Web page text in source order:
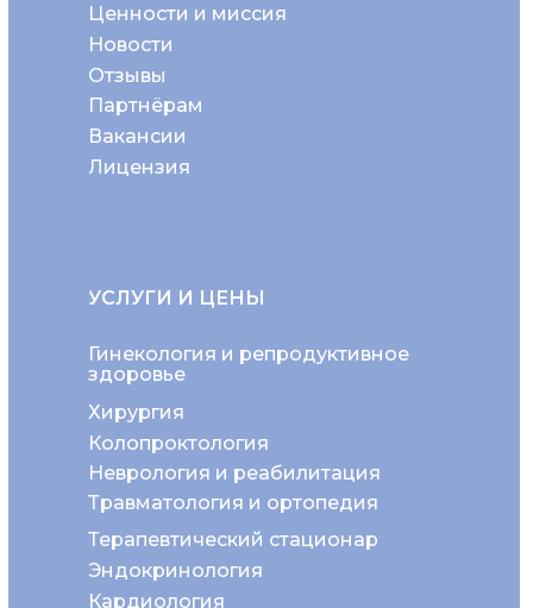
Ценности и миссия
Новости
Отзывы
Партнёрам
Вакансии
Лицензия
Неврология и реабилитация
Колопроктология
Хирургия
Гинекология и репродуктивное
здоровье
Травматология и ортопедия
Эндокринология
Терапевтический стационар
Кардиология
УСЛУГИ И ЦЕНЫ